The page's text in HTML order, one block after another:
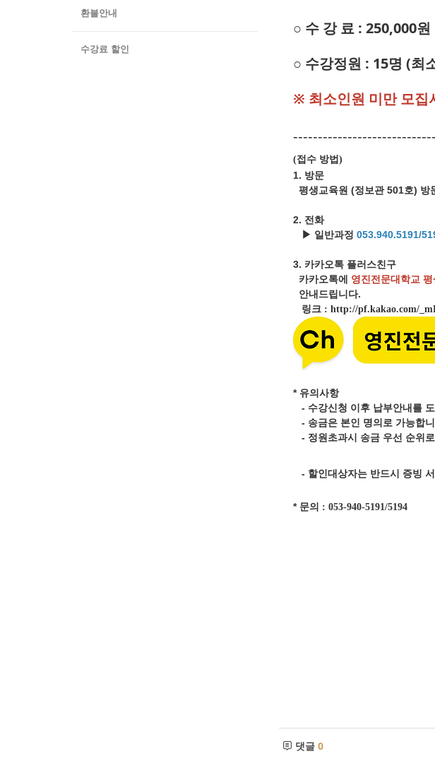
○ 수 강 료 : 250,000원
○ 수강정원 : 15명 (최
※ 최소인원 미만 모집
(접수 방법 )
1. 방문
평생교육원 (정보관 501호) 방
2. 전화
▶ 일반과정 053.940.5191/
3. 카카오톡 플러스친구
카카오톡에 영진전문대학교 평
안내드립니다.
링크 : http://pf.kakao.com/
* 유의사항
- 수강신청 이후 납부안내를
- 송금은 본인 명의로 가능합
- 정원초과시 송금 우선 순위
- 할인대상자는 반드시 증빙
* 문의 : 053-940-5191/5194
댓글 0
환불안내
수강료 할인